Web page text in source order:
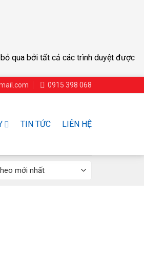
qua bởi tất cả các trình duyệt được
0915 398 068
TIN TỨC LIÊN HỆ